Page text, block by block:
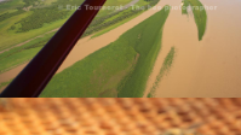
BRÉSIL : ABEILLES SANS
DARD DE L’AMAZONIE